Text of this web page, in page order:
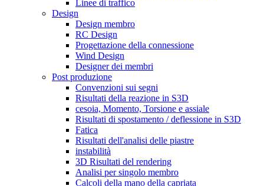
Linee di traffico
Design
Design membro
RC Design
Progettazione della connessione
Wind Design
Designer dei membri
Post produzione
Convenzioni sui segni
Risultati della reazione in S3D
cesoia, Momento, Torsione e assiale
Risultati di spostamento / deflessione in S3D
Fatica
Risultati dell'analisi delle piastre
instabilità
3D Risultati del rendering
Analisi per singolo membro
Calcoli della mano della capriata